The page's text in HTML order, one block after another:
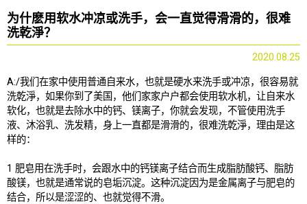
为什麽用软水冲凉或洗手，会一直觉得滑滑的，很难
洗乾淨？
2020.08.25
A:/我们在家中使用普通自来水，也就是硬水来洗手或冲凉，很容易就
洗乾淨，如果你到了美国，他们家家户户都会使用软水机，让自来水
软化，也就是去除水中的钙、镁离子，你就会发现，不管使用洗手
液、沐浴乳、洗发精，身上一直都是滑滑的，很难洗乾淨，理由是这
样的：
1 肥皂用在洗手时，会跟水中的钙镁离子结合而生成脂肪酸钙、脂肪
酸镁，也就是通常说的皂垢沉淀。这种沉淀因为是金属离子与肥皂的
结合，所以是涩涩的、也就觉得不滑。